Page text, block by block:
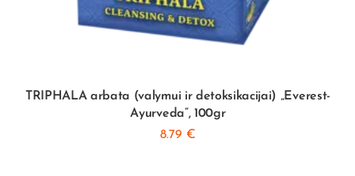
TRIPHALA arbata (valymui ir detoksikacijai) „Everest-
Ayurveda”, 100gr
8.79 €